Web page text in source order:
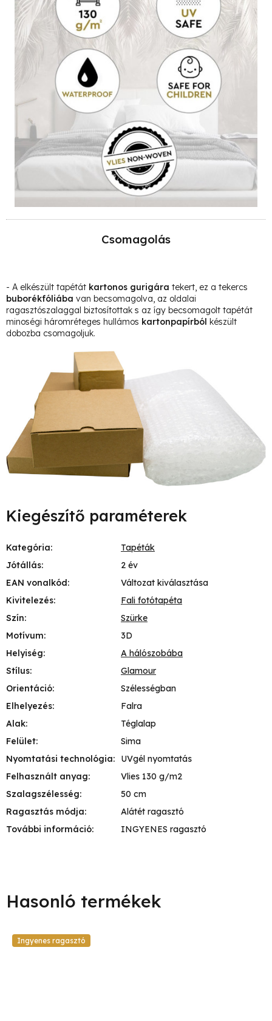
Csomagolás
- A elkészült tapétát kartonos gurigára tekert, ez a tekercs
buborékfóliába van becsomagolva, az oldalai
ragasztószalaggal biztosítottak s az így becsomagolt tapétát
minoségi háromréteges hullámos kartonpapírból készült
dobozba csomagoljuk.
Kiegészítő paraméterek
Kategória:
Tapéták
Jótállás:
2 év
EAN vonalkód:
Változat kiválasztása
Kivitelezés:
Fali fotótapéta
Szín:
Szürke
Motívum:
3D
Helyiség:
A hálószobába
Stílus:
Glamour
Orientáció:
Szélességban
Elhelyezés:
Falra
Alak:
Téglalap
Felület:
Sima
Nyomtatási technológia:
UVgél nyomtatás
Felhasznált anyag:
Vlies 130 g/m2
Szalagszélesség:
50 cm
Ragasztás módja:
Alátét ragasztó
További információ: INGYENES ragasztó
Ingyenes ragasztó